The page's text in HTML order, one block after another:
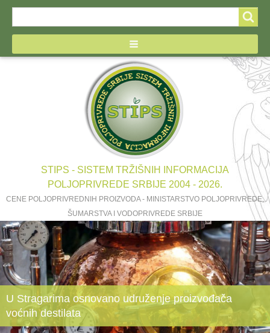
Search
form
STIPS - SISTEM TRŽIŠNIH INFORMACIJA
POLJOPRIVREDE SRBIJE 2004 - 2026.
CENE POLJOPRIVREDNIH PROIZVODA - MINISTARSTVO POLJOPRIVREDE,
ŠUMARSTVA I VODOPRIVREDE SRBIJE
U Stragarima osnovano udruženje proizvođača
voćnih destilata